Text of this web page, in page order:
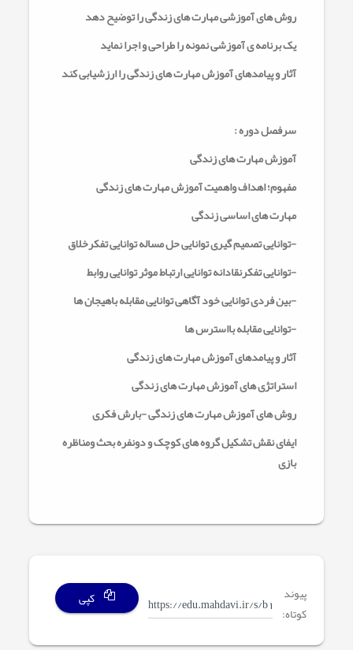
روش های آموزشی مهارت های زندگی را توضیح دهد
یک برنامه ی آموزشی نمونه را طراحی و اجرا نماید
آثار و پیامدهای آموزش مهارت های زندگی را ارزشیابی کند
سرفصل دوره :
آموزش مهارت های زندگی
مفهوم؛ اهداف واهمیت آموزش مهارت های زندگی
مهارت های اساسی زندگی
-توانایی تصمیم گیری توانایی حل مساله توانایی تفکرخلاق
-توانایی تفکرنقادانه توانایی ارتباط موثر توانایی روابط
-بین فردی توانایی خود آگاهی توانایی مقابله باهیجان ها
-توانایی مقابله بااسترس ها
آثار و پیامدهای آموزش مهارت های زندگی
استراتژی های آموزش مهارت های زندگی
روش های آموزش مهارت های زندگی -بارش فکری
ایفای نقش تشکیل گروه های کوچک و دونفره بحث ومناظره
بازی
پیوند
کوتاه:
کپی